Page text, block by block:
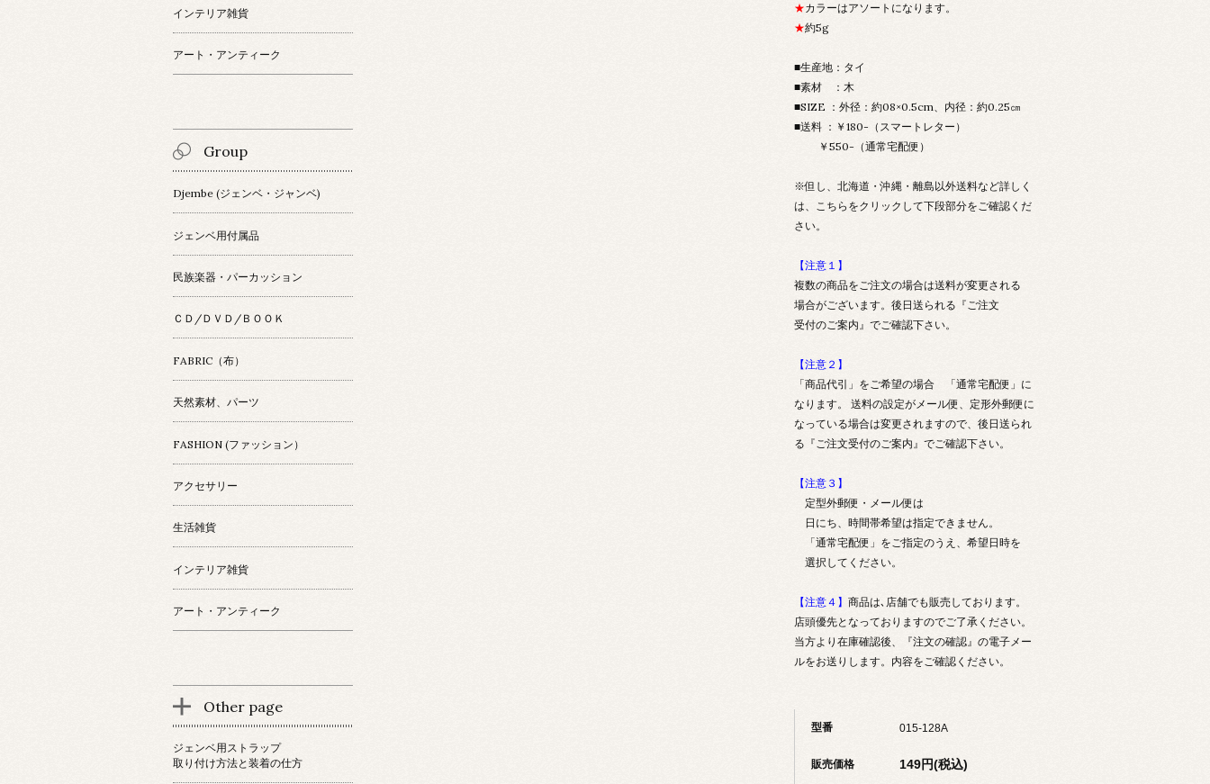
★カラーはアソートになります。
★約5g
■生産地：タイ
■素材 ：木
■SIZE ：外径：約08×0.5cm、内径：約0.25㎝
■送料 ：￥180-（スマートレター）
￥550-（通常宅配便）
※但し、北海道・沖縄・離島以外送料など詳しく
は、 こちらをクリック して下段部分をご確認くだ
さい。
【注意１】
複数の商品をご注文の場合は送料が変更される
場合がございます。後日送られる『ご注文
受付のご案内』でご確認下さい。
【注意２】
「商品代引」をご希望の場合 「通常宅配便」に
なります。 送料の設定がメール便、定形外郵便に
なっている場合は変更されますので、後日送られ
る『ご注文受付のご案内』でご確認下さい。
【注意３】
定型外郵便・メール便は
日にち、時間帯希望は指定できません。
「通常宅配便」をご指定のうえ、希望日時を
選択してください。
【注意４】 商品は､店舗でも販売しております。
店頭優先となっておりますのでご了承ください。
当方より在庫確認後、『注文の確認』の電子メー
ルをお送りします。内容をご確認ください。
型番 015-128A
販売価格 149円(税込)
インテリア雑貨
アート・アンティーク
Group
Djembe (ジェンベ・ジャンベ)
ジェンベ用付属品
民族楽器・パーカッション
ＣＤ/ＤＶＤ/ＢＯＯＫ
FABRIC（布）
天然素材、パーツ
FASHION (ファッション）
アクセサリー
生活雑貨
インテリア雑貨
アート・アンティーク
Other page
ジェンベ用ストラップ
取り付け方法と装着の仕方